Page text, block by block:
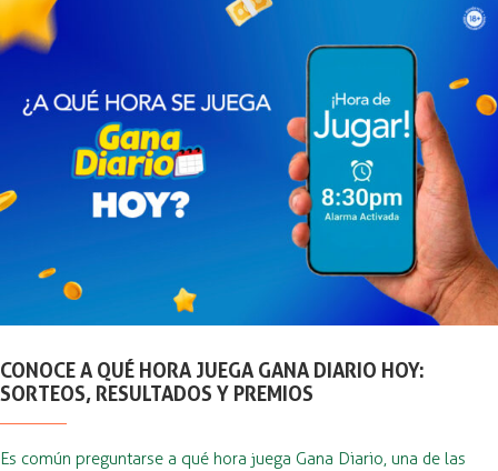
CONOCE A QUÉ HORA JUEGA GANA DIARIO HOY:
SORTEOS, RESULTADOS Y PREMIOS
Es común preguntarse a qué hora juega Gana Diario, una de las